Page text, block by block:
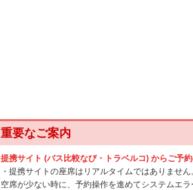
重要なご案内
提携サイト (バス比較なび・トラベルコ) からご予
・提携サイトの座席はリアルタイムではありませ
空席が少ない時に、予約操作を進めてシステムエ